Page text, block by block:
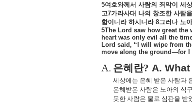
5여호와께서 사람의 죄악이 세상
고7가라사대 나의 창조한 사람을
함이니라 하시니라8그러나 노
5The Lord saw how great
heart was only evil all the
Lord said, “I will wipe from
move along the ground—for I
A. 은혜란? A.
세상에는 은혜 받은 사람과
은혜받은 사람은 노아의 식
못한 사람은 물로 심판을 받